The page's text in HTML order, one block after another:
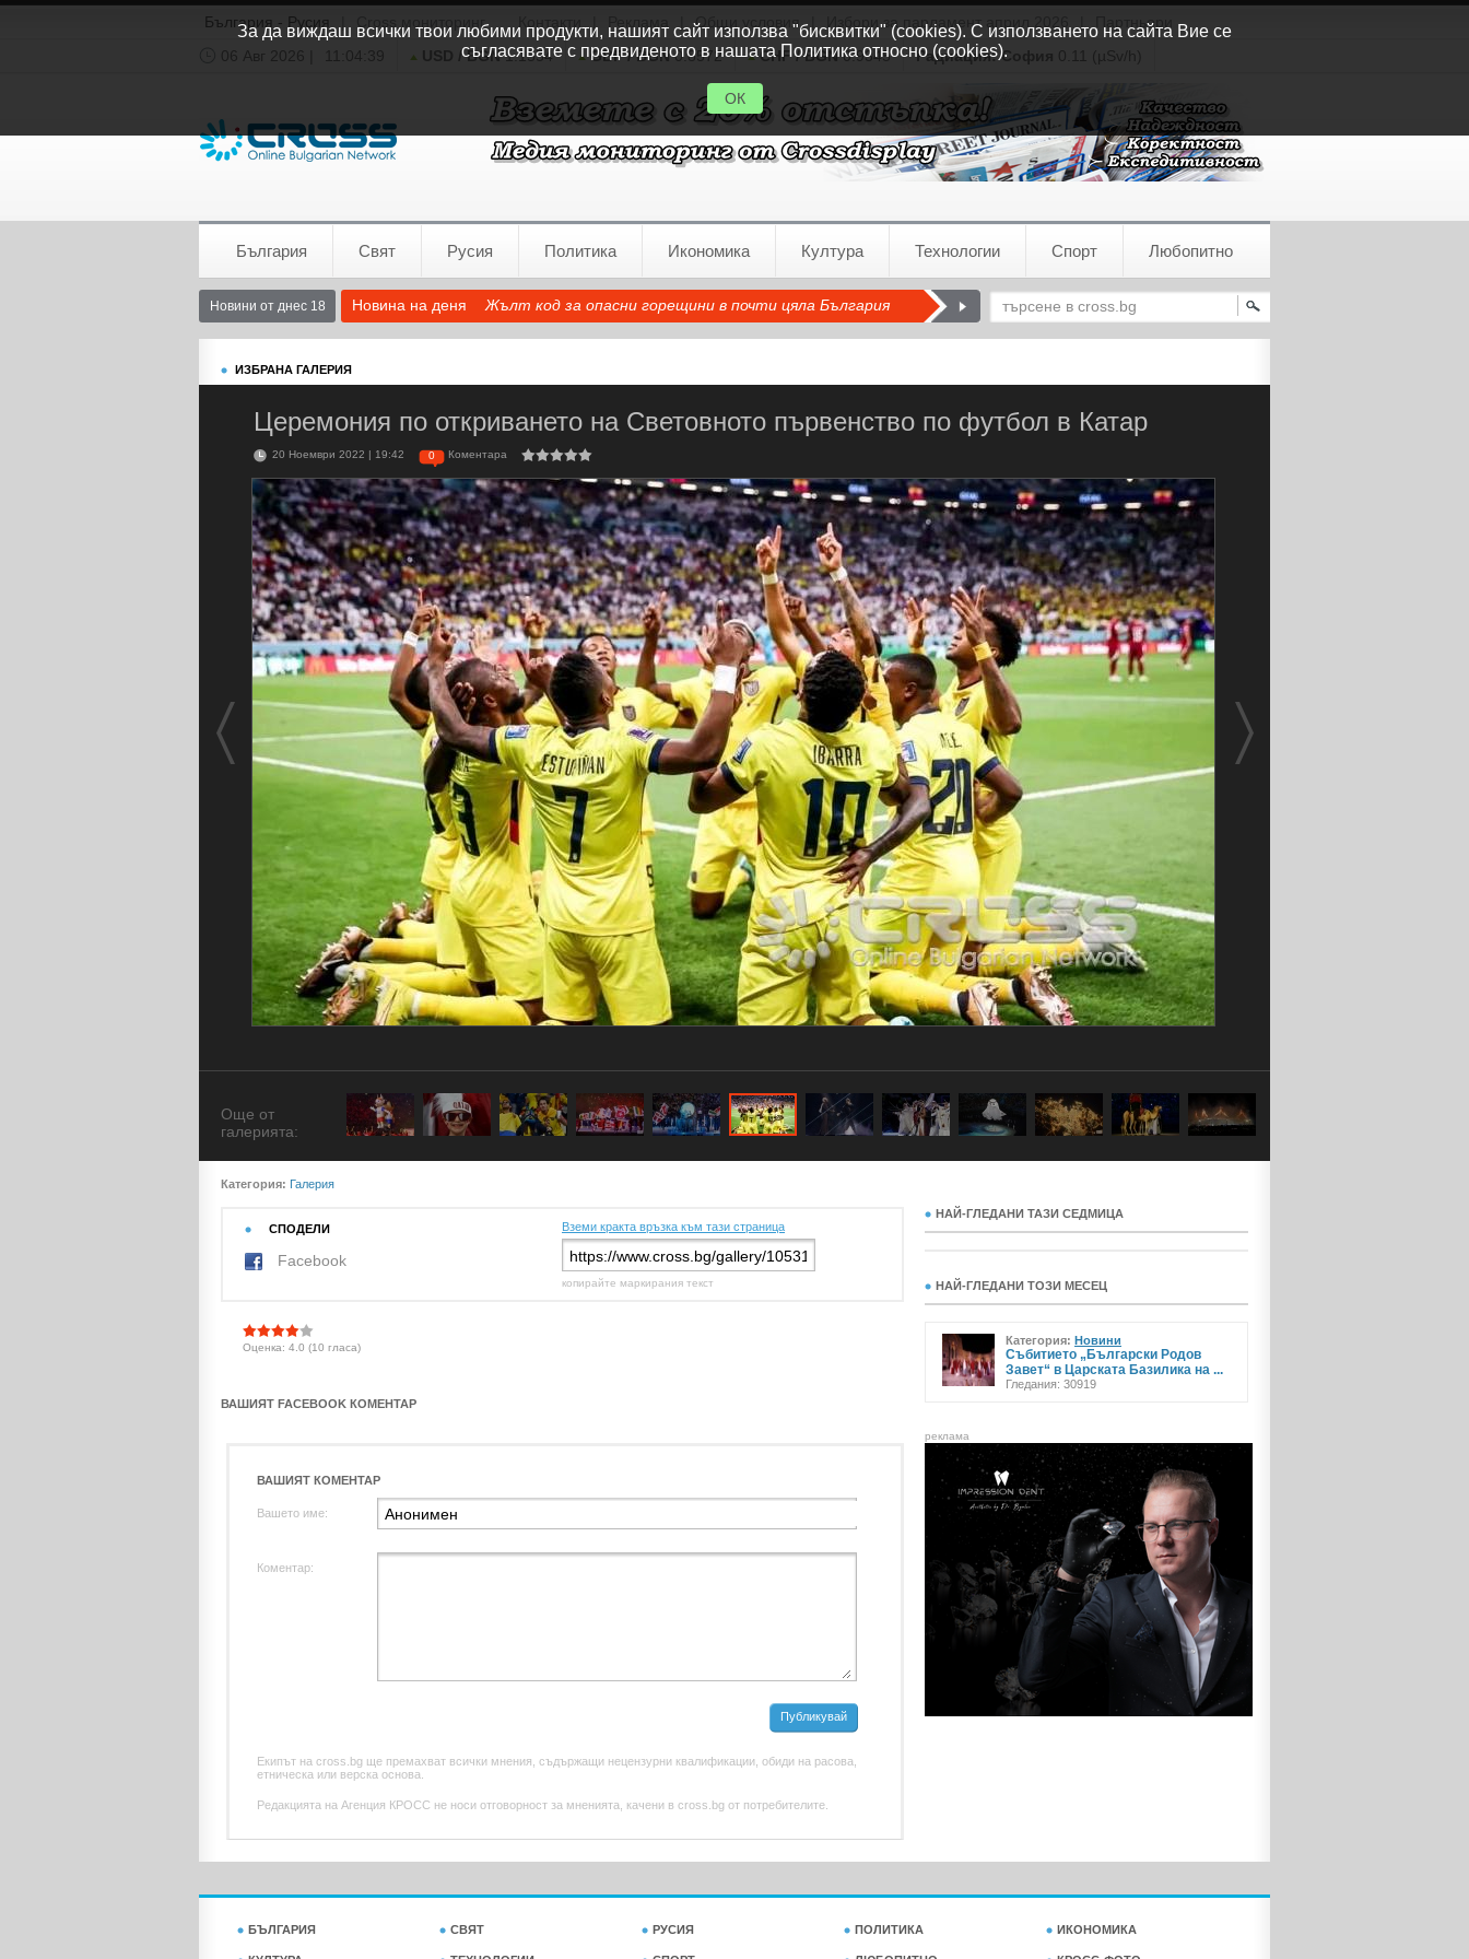
България - Русия Cross мониторинг Общи условия Избори за парламент април 2026
Партньори
06 Авг 2026 |
11:04:40 USD / BGN1.1554 GBP / BGN0.8572 CHF / BGN0.9345 Радиация:София 0.11 (µSv/h)
България Свят Русия Политика Икономика Култура Технологии Спорт Любопитно
Новини от днес 18 Новина на деня Жълт код за опасни горещини в почти цяла България
ИЗБРАНА ГАЛЕРИЯ
Церемония по откриването на Световното първенство по футбол в Катар
20 Ноември 2022 | 19:42 0 Коментара
Още от
галерията:
Категория: Галерия
СПОДЕЛИ
Facebook
Вземи кракта връзка към тази страница
копирайте маркирания текст
Оценка: 4.0 (10 гласа)
ВАШИЯТ FACEBOOK КОМЕНТАР
ВАШИЯТ КОМЕНТАР
Вашето име:
Коментар:
Публикувай
Екипът на cross.bg ще премахват всички мнения, съдържащи нецензурни квалификации, обиди на расова,
етническа или верска основа.
Редакцията на Агенция КРОСС не носи отговорност за мненията, качени в cross.bg от потребителите.
НАЙ-ГЛЕДАНИ ТАЗИ СЕДМИЦА
НАЙ-ГЛЕДАНИ ТОЗИ МЕСЕЦ
Категория: Новини
Събитието „Български Родов
Завет“ в Царската Базилика на ...
Гледания: 30919
реклама
БЪЛГАРИЯ СВЯТ РУСИЯ ПОЛИТИКА ИКОНОМИКА
За да виждаш всички твои любими продукти, нашият сайт използва "бисквитки" (cookies). С използването на сайта Вие се
съгласявате с предвиденото в нашата Политика относно (cookies).
ОК